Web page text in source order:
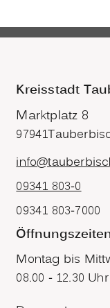
Kreisstadt
Marktplatz 8
97941
09341 803-0
09341 803-7000
Montag bis
08.00 - 12.30 Uhr